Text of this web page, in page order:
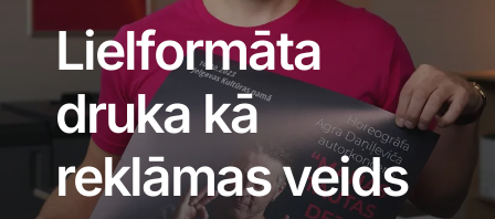
Veikals
Pakalpojumi
Atsauksmes
Lielformāta
druka kā
reklāmas veids